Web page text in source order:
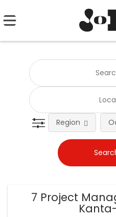
Region
7 Project